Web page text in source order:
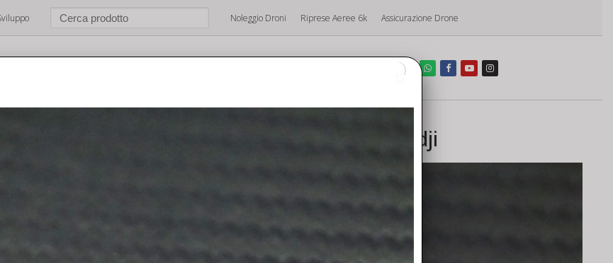
Noleggio Droni Riprese Aeree 6k Assicurazione Drone
– Ricambi Dji Spark – Centro Assistenza dji